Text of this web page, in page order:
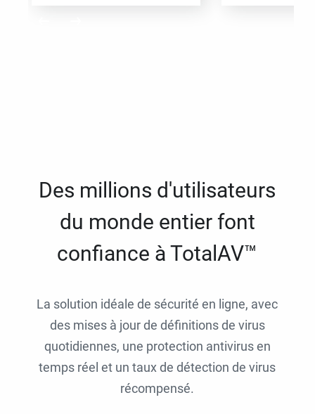
Des millions d'utilisateurs
du monde entier font
confiance à TotalAV™
La solution idéale de sécurité en ligne, avec
des mises à jour de définitions de virus
quotidiennes, une protection antivirus en
temps réel et un taux de détection de virus
récompensé.